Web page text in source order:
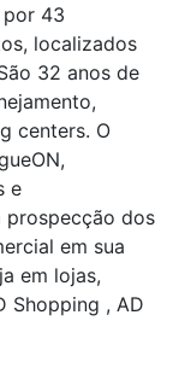
43
localizados
32 anos de
centers. O
e
prospecção dos
em sua
em lojas,
Shopping , AD